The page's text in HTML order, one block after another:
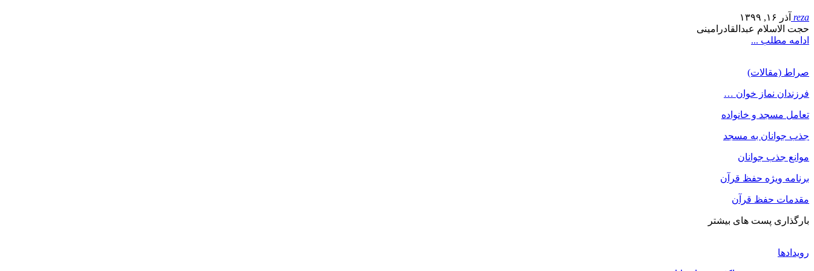
reza آذر ۱۶, ۱۳۹۹
حجت الاسلام عبدالقادرامینی
ادامه مطلب ...
صراط (مقالات)
فرزندان نماز خوان …
تعامل مسجد و خانواده
جذب جوانان به مسجد
موانع جذب جوانان
برنامه ویژه حفظ قرآن
مقدمات حفظ قرآن
بارگذاری پست های بیشتر
رویدادها